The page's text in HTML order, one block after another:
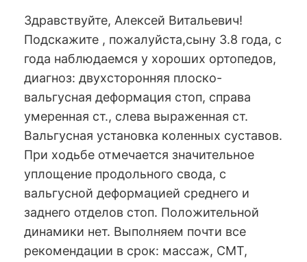
Здравствуйте, Алексей Витальевич!
Подскажите , пожалуйста,сыну 3.8 года, с
года наблюдаемся у хороших ортопедов,
диагноз: двухсторонняя плоско-
вальгусная деформация стоп, справа
умеренная ст., слева выраженная ст.
Вальгусная установка коленных суставов.
При ходьбе отмечается значительное
уплощение продольного свода, с
вальгусной деформацией среднего и
заднего отделов стоп. Положительной
динамики нет. Выполняем почти все
рекомендации в срок: массаж, СМТ,